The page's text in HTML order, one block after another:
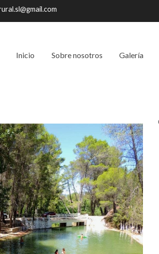
Inicio Sobre nosotros Galería